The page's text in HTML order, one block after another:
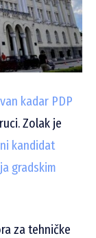
kadar PDP
Zolak je
kandidat
gradskim
za tehničke